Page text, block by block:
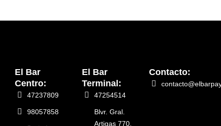
El Bar
Centro:
47237809
98057858
El Bar
Terminal:
47254514
Blvr. Gral.
Artigas 770,
Contacto: